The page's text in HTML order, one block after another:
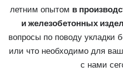
летним опытом в
и железобетонных
вопросы по поводу укладки
или что необходимо для
с нами